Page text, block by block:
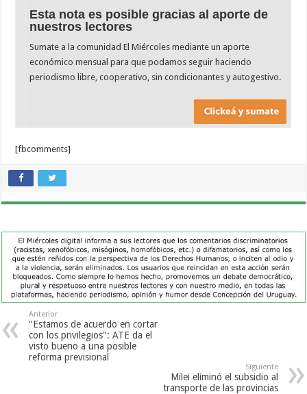
Esta nota es posible gracias al aporte de
nuestros lectores
Sumate a la comunidad El Miércoles mediante un aporte
económico mensual para que podamos seguir haciendo
periodismo libre, cooperativo, sin condicionantes y autogestivo.
[fbcomments]
Anterior
"Estamos de acuerdo en cortar
con los privilegios": ATE da el
visto bueno a una posible
reforma previsional
Siguiente
Milei eliminó el subsidio al
transporte de las provincias